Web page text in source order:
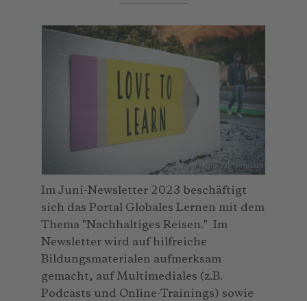
© TimMossholder_Unsplash
Im Juni-Newsletter 2023 beschäftigt
sich das Portal Globales Lernen mit dem
Thema "Nachhaltiges Reisen." Im
Newsletter wird auf hilfreiche
Bildungsmaterialen aufmerksam
gemacht, auf Multimediales (z.B.
Podcasts und Online-Trainings) sowie